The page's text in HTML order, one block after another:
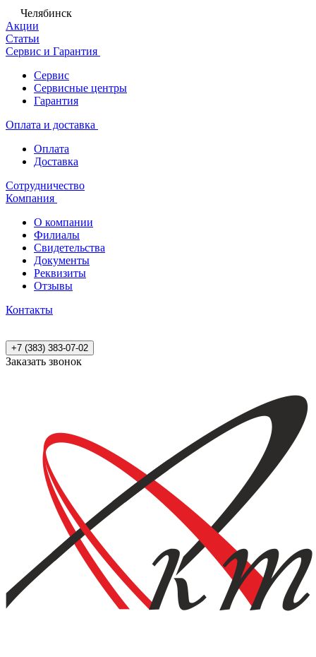
Челябинск
Акции
Статьи
Сервис и Гарантия
Сервис
Сервисные центры
Гарантия
Оплата и доставка
Оплата
Доставка
Сотрудничество
Компания
О компании
Филиалы
Свидетельства
Документы
Реквизиты
Отзывы
Контакты
+7 (383) 383-07-02
Заказать звонок